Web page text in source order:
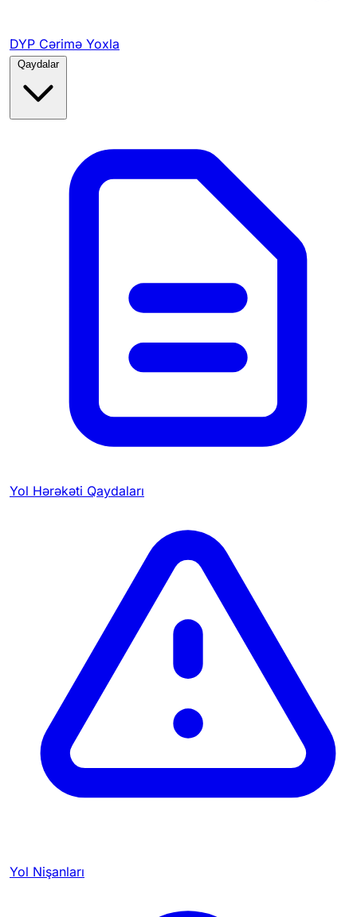
DYP Cərimə Yoxla
Qaydalar
Yol Hərəkəti Qaydaları
Yol Nişanları